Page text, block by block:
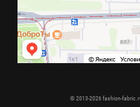
© 2013-2026 fashion-